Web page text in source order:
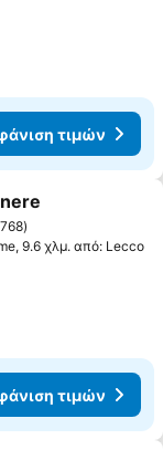
τιμών
αγαπημένα
768
9.6 χλμ. από: Lecco
τιμών